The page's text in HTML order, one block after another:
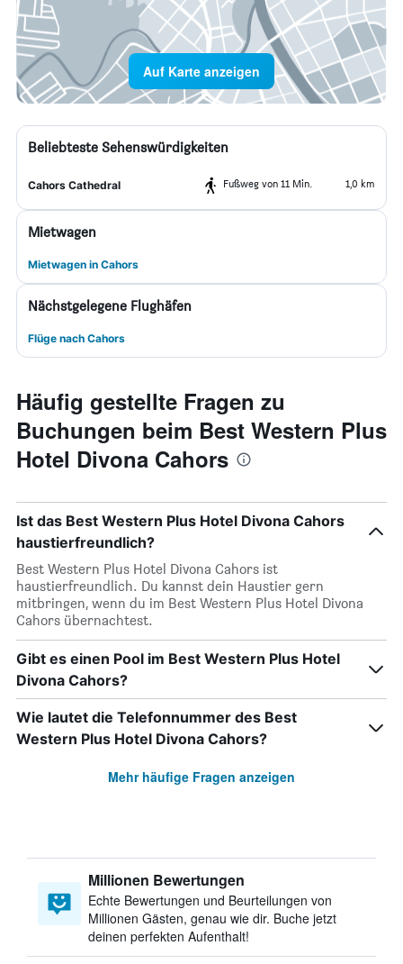
Auf Karte anzeigen
Beliebteste Sehenswürdigkeiten
Cahors Cathedral Fußweg von 11 Min. 1,0 km
Mietwagen
Mietwagen in Cahors
Nächstgelegene Flughäfen
Flüge nach Cahors
Häufig gestellte Fragen zu
Buchungen beim Best Western Plus
Hotel Divona Cahors
Ist das Best Western Plus Hotel Divona Cahors
haustierfreundlich?
Best Western Plus Hotel Divona Cahors ist
haustierfreundlich. Du kannst dein Haustier gern
mitbringen, wenn du im Best Western Plus Hotel Divona
Cahors übernachtest.
Gibt es einen Pool im Best Western Plus Hotel
Divona Cahors?
Wie lautet die Telefonnummer des Best
Western Plus Hotel Divona Cahors?
Mehr häufige Fragen anzeigen
Millionen Bewertungen
Echte Bewertungen und Beurteilungen von
Millionen Gästen, genau wie dir. Buche jetzt
deinen perfekten Aufenthalt!